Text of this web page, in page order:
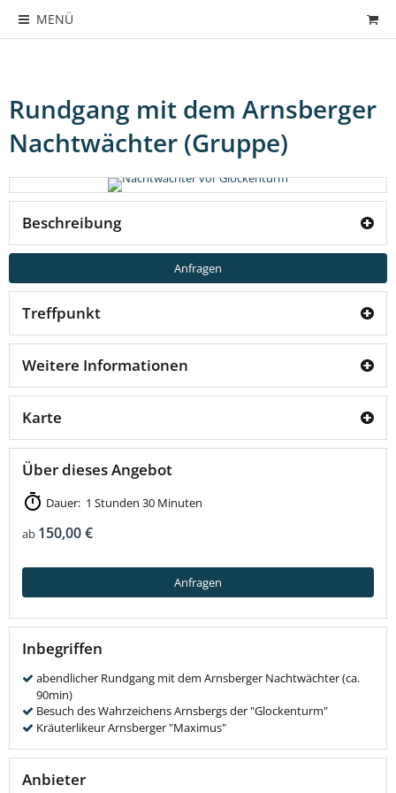
MENÜ
Rundgang mit dem Arnsberger
Nachtwächter (Gruppe)
Beschreibung
Anfragen
Treffpunkt
Weitere Informationen
Karte
Über dieses Angebot
Dauer: 1 Stunden 30 Minuten
ab 150,00 €
Anfragen
Inbegriffen
abendlicher Rundgang mit dem Arnsberger Nachtwächter (ca.
90min)
Besuch des Wahrzeichens Arnsbergs der "Glockenturm"
Kräuterlikeur Arnsberger "Maximus"
Anbieter